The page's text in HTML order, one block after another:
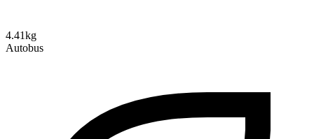
4.41kg
Autobus